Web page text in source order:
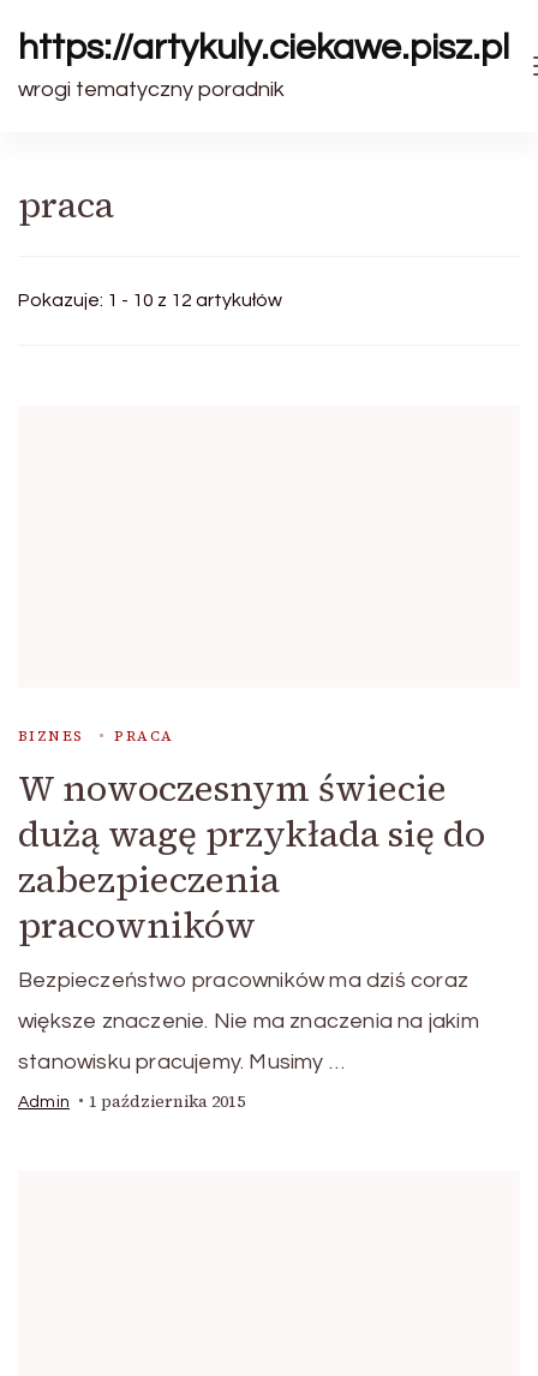
https://artykuly.ciekawe.pisz.pl
wrogi tematyczny poradnik
praca
Pokazuje: 1 - 10 z 12 artykułów
BIZNES PRACA
W nowoczesnym świecie
dużą wagę przykłada się do
zabezpieczenia
pracowników
Bezpieczeństwo pracowników ma dziś coraz
większe znaczenie. Nie ma znaczenia na jakim
stanowisku pracujemy. Musimy …
Admin 1 października 2015